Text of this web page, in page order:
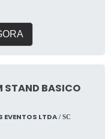
de
STAND BASICO
EVENTOS LTDA/ SC